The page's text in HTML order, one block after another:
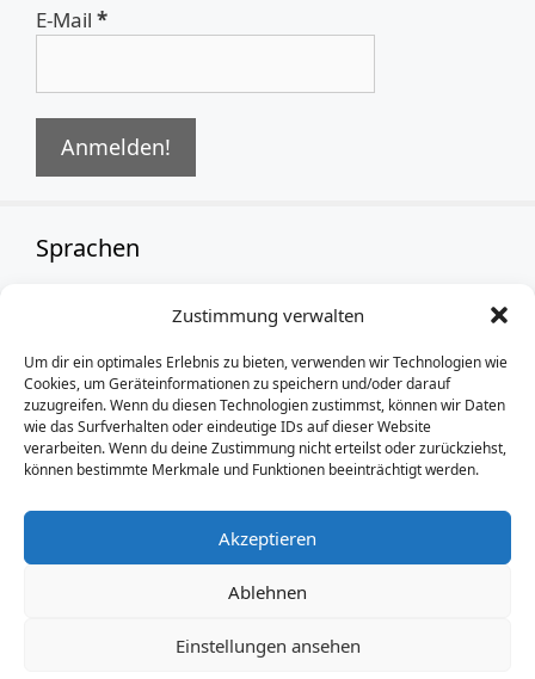
Zustimmung verwalten
Um dir ein optimales Erlebnis zu bieten, verwenden wir Technologien wie
Cookies, um Geräteinformationen zu speichern und/oder darauf
zuzugreifen. Wenn du diesen Technologien zustimmst, können wir Daten
wie das Surfverhalten oder eindeutige IDs auf dieser Website
verarbeiten. Wenn du deine Zustimmung nicht erteilst oder zurückziehst,
können bestimmte Merkmale und Funktionen beeinträchtigt werden.
Akzeptieren
Ablehnen
Einstellungen ansehen
E-Mail *
Sprachen